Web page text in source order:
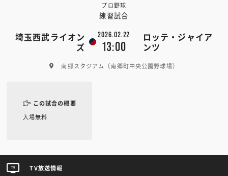
プロ野球
練習試合
埼玉西武ライオン
ズ
2026.02.22
13:00
ロッテ・ジャイア
ンツ
南郷スタジアム（南郷町中央公園野球場）
この試合の概要
入場無料
TV放送情報